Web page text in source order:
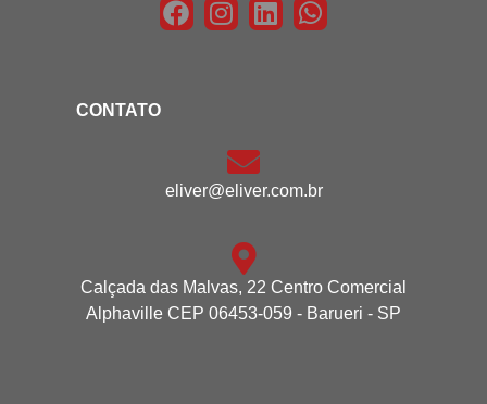
CONTATO
eliver@eliver.com.br
Calçada das Malvas, 22 Centro Comercial
Alphaville CEP 06453-059 - Barueri - SP